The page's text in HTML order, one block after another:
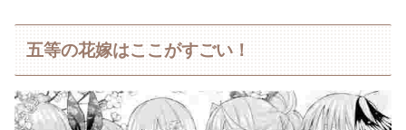
五等の花嫁はここがすごい！